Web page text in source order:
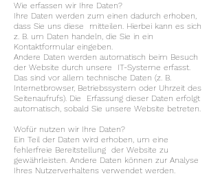
Wie erfassen wir Ihre Daten?
Ihre Daten werden zum einen dadurch erhoben,
dass Sie uns diese mitteilen. Hierbei kann es sich
z. B. um Daten handeln, die Sie in ein
Kontaktformular eingeben.
Andere Daten werden automatisch beim Besuch
der Website durch unsere IT-Systeme erfasst.
Das sind vor allem technische Daten (z. B.
Internetbrowser, Betriebssystem oder Uhrzeit des
Seitenaufrufs). Die Erfassung dieser Daten erfolgt
automatisch, sobald Sie unsere Website betreten.
Wofür nutzen wir Ihre Daten?
Ein Teil der Daten wird erhoben, um eine
fehlerfreie Bereitstellung der Website zu
gewährleisten. Andere Daten können zur Analyse
Ihres Nutzerverhaltens verwendet werden.